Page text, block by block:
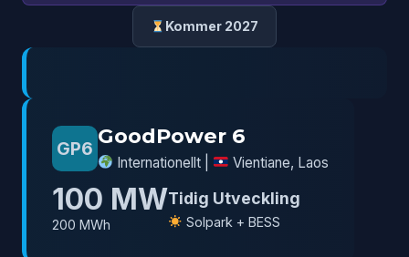
Kommer 2027
GP6
GoodPower 6
Internationellt | Vientiane, Laos
100 MW
200 MWh
Tidig Utveckling
Solpark + BESS